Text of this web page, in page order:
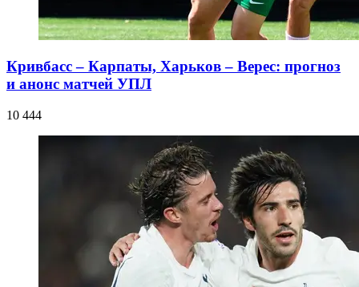
Кривбасс – Карпаты, Харьков – Верес: прогноз
и анонс матчей УПЛ
10 444